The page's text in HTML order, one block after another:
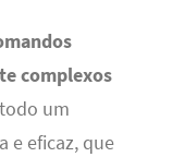
complexos
um
e eficaz, que